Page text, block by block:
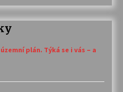
plán. Týká se i vás – a